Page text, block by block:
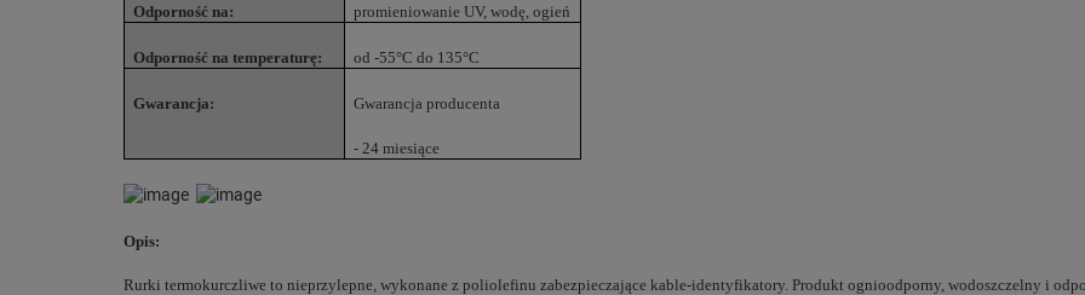
Odporność na: promieniowanie UV, wodę, ogień
Odporność na temperaturę: od -55°C do 135°C
Gwarancja: Gwarancja producenta
- 24 miesiące
Opis:
Rurki termokurczliwe to nieprzylepne, wykonane z poliolefinu zabezpieczające kable-identyfikatory. Produkt ognioodporny, wodoszczelny i